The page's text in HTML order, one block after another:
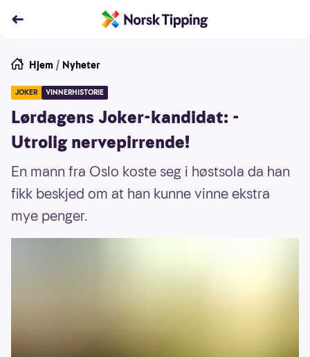
Hjem / Nyheter
JOKER VINNERHISTORIE
Lørdagens Joker-kandidat: -
Utrolig nervepirrende!
En mann fra Oslo koste seg i høstsola da han
fikk beskjed om at han kunne vinne ekstra
mye penger.